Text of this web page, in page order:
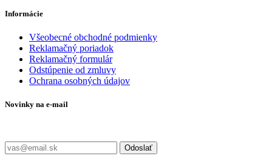
Informácie
Všeobecné obchodné podmienky
Reklamačný poriadok
Reklamačný formulár
Odstúpenie od zmluvy
Ochrana osobných údajov
Novinky na e-mail
Odoslať